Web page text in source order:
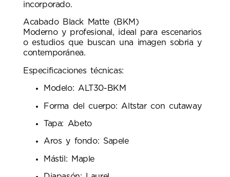
incorporado.
Acabado Black Matte (BKM)
Moderno y profesional, ideal para escenarios
o estudios que buscan una imagen sobria y
contemporánea.
Especificaciones técnicas:
Modelo: ALT30-BKM
Forma del cuerpo: Altstar con cutaway
Tapa: Abeto
Aros y fondo: Sapele
Mástil: Maple